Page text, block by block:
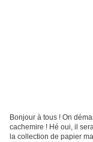
Bonjour à tous ! On
cachemire ! Hé oui, il
la collection de papier